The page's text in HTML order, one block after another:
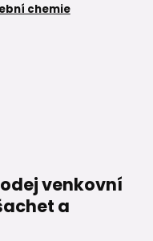
chemie
venkovní
a